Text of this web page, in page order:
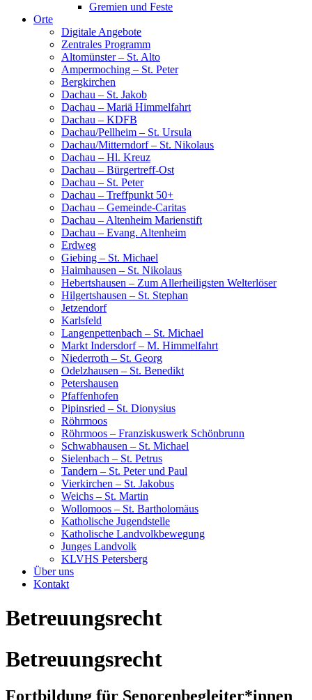
Gremien und Feste
Orte
Digitale Angebote
Zentrales Programm
Altomünster – St. Alto
Ampermoching – St. Peter
Bergkirchen
Dachau – St. Jakob
Dachau – Mariä Himmelfahrt
Dachau – KDFB
Dachau/Pellheim – St. Ursula
Dachau/Mitterndorf – St. Nikolaus
Dachau – Hl. Kreuz
Dachau – Bürgertreff-Ost
Dachau – St. Peter
Dachau – Treffpunkt 50+
Dachau – Gemeinde-Caritas
Dachau – Altenheim Marienstift
Dachau – Evang. Altenheim
Erdweg
Giebing – St. Michael
Haimhausen – St. Nikolaus
Hebertshausen – Zum Allerheiligsten Welterlöser
Hilgertshausen – St. Stephan
Jetzendorf
Karlsfeld
Langenpettenbach – St. Michael
Markt Indersdorf – M. Himmelfahrt
Niederroth – St. Georg
Odelzhausen – St. Benedikt
Petershausen
Pfaffenhofen
Pipinsried – St. Dionysius
Röhrmoos
Röhrmoos – Franziskuswerk Schönbrunn
Schwabhausen – St. Michael
Sielenbach – St. Petrus
Tandern – St. Peter und Paul
Vierkirchen – St. Jakobus
Weichs – St. Martin
Wollomoos – St. Bartholomäus
Katholische Jugendstelle
Katholische Landvolkbewegung
Junges Landvolk
KLVHS Petersberg
Über uns
Kontakt
Betreuungsrecht
Betreuungsrecht
Fortbildung für Senorenbegleiter*innen